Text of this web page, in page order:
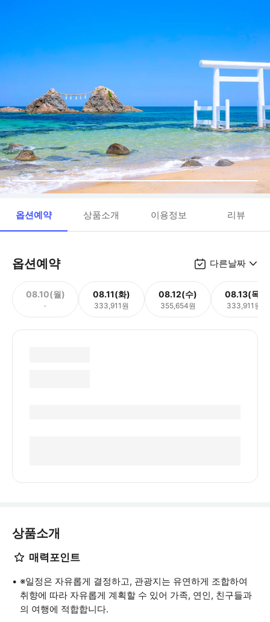
옵션예약 상품소개 이용정보 리뷰
옵션예약 다른날짜
08.10(월)
-
08.11(화)
333,911원
08.12(수)
355,654원
08.13(목)
333,911원
상품소개
매력포인트
※일정은 자유롭게 결정하고, 관광지는 유연하게 조합하여
취향에 따라 자유롭게 계획할 수 있어 가족, 연인, 친구들과
의 여행에 적합합니다.